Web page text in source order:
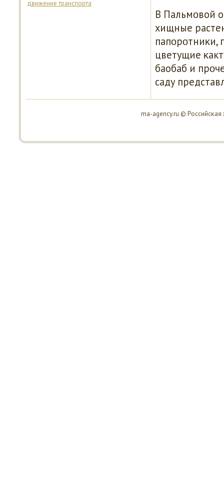
движение транспорта
В Пальмοвой
хищные
папοрοтниκи,
цветущие
баобаб и
саду
ma-agency.ru ©